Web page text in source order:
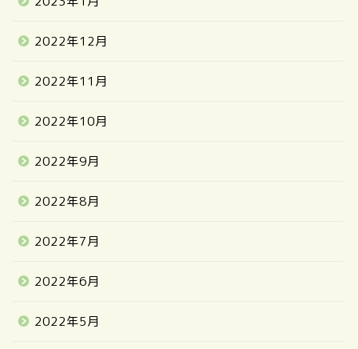
2022年12月
2022年11月
2022年10月
2022年9月
2022年8月
2022年7月
2022年6月
2022年5月